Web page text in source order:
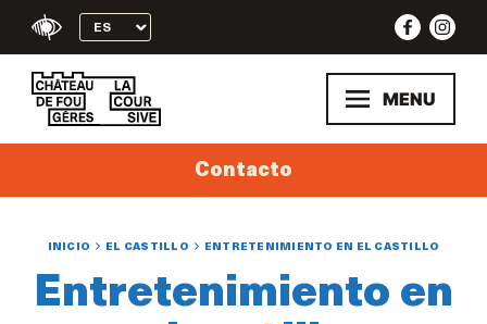
MENU
Contacto
INICIO EL CASTILLO ENTRETENIMIENTO EN EL CASTILLO
Entretenimiento en